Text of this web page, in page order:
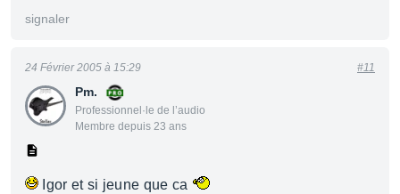
signaler
Pm.
Professionnel·le de l’audio
Membre depuis 23 ans
24 Février 2005 à 15:29 #11
Igor et si jeune que ca